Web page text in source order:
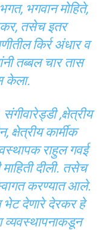
भगवान मोहिते,
तसेच इतर
किर्र अंधार व
तब्बल चार तास
केला.
,क्षेत्रीय
कार्मीक
राहुल गवई
दीली. तसेच
करण्यात आले.
भेट देणारे देरकर हे